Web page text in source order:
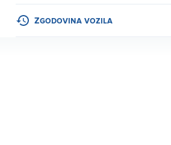
Zgodovina vozila